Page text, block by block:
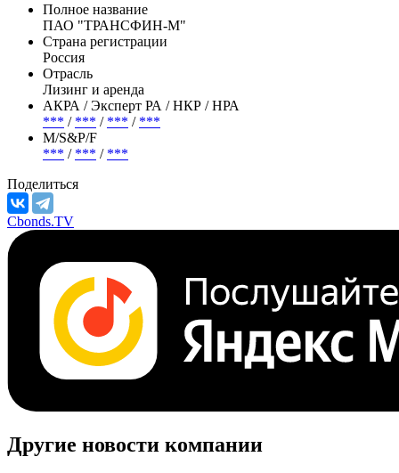
Полное название
ПАО "ТРАНСФИН-М"
Страна регистрации
Россия
Отрасль
Лизинг и аренда
АКРА / Эксперт РА / НКР / НРА
*** / *** / *** / ***
М/S&P/F
*** / *** / ***
Поделиться
Cbonds.TV
Другие новости компании